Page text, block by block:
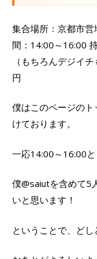
集合場所：京都市
間：14:00～16:00
（もちろんデジイ
円
僕はこのページの
けております。
一応14:00～16:00
僕@saiutを含めて5
いと思います！
ということで、ど